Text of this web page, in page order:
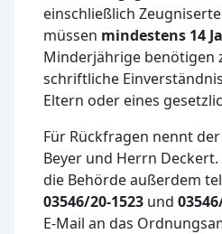
einschließlich
müssen mindestens 14
Minderjährige benötigen
schriftliche
Eltern oder eines
Für Rückfragen nennt
Beyer und Herrn
die Behörde außerdem
03546/20-1523 und
E-Mail an das